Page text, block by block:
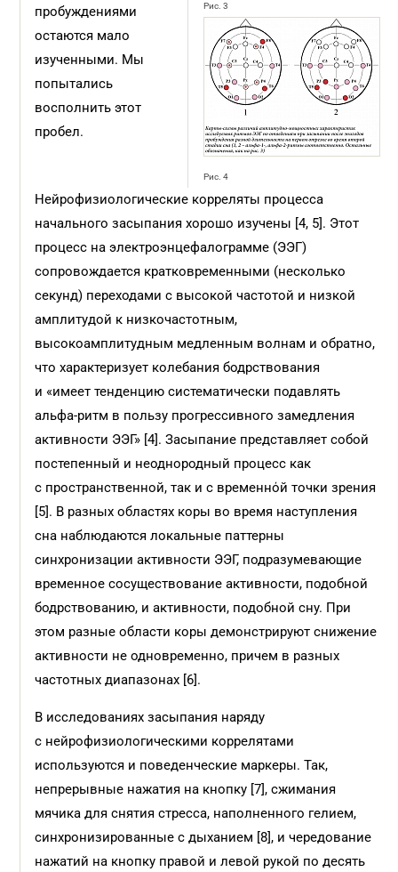
Рис. 3
Рис. 4
пробуждениями
остаются мало
изученными. Мы
попытались
восполнить этот
пробел.
Нейрофизиологические корреляты процесса
начального засыпания хорошо изучены [4, 5]. Этот
процесс на электроэнцефалограмме (ЭЭГ)
сопровождается кратковременными (несколько
секунд) переходами с высокой частотой и низкой
амплитудой к низкочастотным,
высокоамплитудным медленным волнам и обратно,
что характеризует колебания бодрствования
и «имеет тенденцию систематически подавлять
альфа-ритм в пользу прогрессивного замедления
активности ЭЭГ» [4]. Засыпание представляет собой
постепенный и неоднородный процесс как
с пространственной, так и с временнόй точки зрения
[5]. В разных областях коры во время наступления
сна наблюдаются локальные паттерны
синхронизации активности ЭЭГ, подразумевающие
временное сосуществование активности, подобной
бодрствованию, и активности, подобной сну. При
этом разные области коры демонстрируют снижение
активности не одновременно, причем в разных
частотных диапазонах [6].
В исследованиях засыпания наряду
с нейрофизиологическими коррелятами
используются и поведенческие маркеры. Так,
непрерывные нажатия на кнопку [7], сжимания
мячика для снятия стресса, наполненного гелием,
синхронизированные с дыханием [8], и чередование
нажатий на кнопку правой и левой рукой по десять